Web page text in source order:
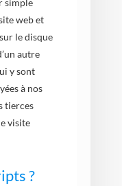
simple
web et
le disque
autre
y sont
à nos
tierces
visite
?